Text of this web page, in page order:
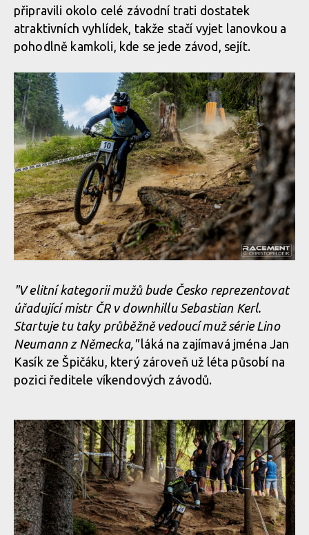
připravili okolo celé závodní trati dostatek
atraktivních vyhlídek, takže stačí vyjet lanovkou a
pohodlně kamkoli, kde se jede závod, sejít.
"V elitní kategorii mužů bude Česko reprezentovat
úřadující mistr ČR v downhillu Sebastian Kerl.
Startuje tu taky průběžně vedoucí muž série Lino
Neumann z Německa,"láká na zajímavá jména Jan
Kasík ze Špičáku, který zároveň už léta působí na
pozici ředitele víkendových závodů.